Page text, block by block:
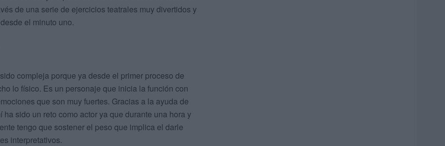
de una serie de ejercicios teatrales muy divertidos y
el minuto uno.
compleja porque ya desde el primer proceso de
lo físico. Es un personaje que inicia la función con
que son muy fuertes. Gracias a la ayuda de
sido un reto como actor ya que durante una hora y
tengo que sostener el peso que implica el darle
interpretativos.